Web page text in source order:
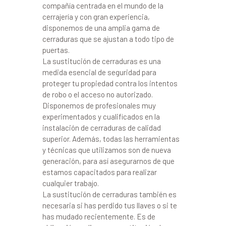
compañía centrada en el mundo de la
cerrajería y con gran experiencia,
disponemos de una amplia gama de
cerraduras que se ajustan a todo tipo de
puertas.
La sustitución de cerraduras es una
medida esencial de seguridad para
proteger tu propiedad contra los intentos
de robo o el acceso no autorizado.
Disponemos de profesionales muy
experimentados y cualificados en la
instalación de cerraduras de calidad
superior. Además, todas las herramientas
y técnicas que utilizamos son de nueva
generación, para así asegurarnos de que
estamos capacitados para realizar
cualquier trabajo.
La sustitución de cerraduras también es
necesaria si has perdido tus llaves o si te
has mudado recientemente. Es de